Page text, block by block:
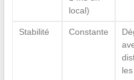
local)
Stabilité Constante